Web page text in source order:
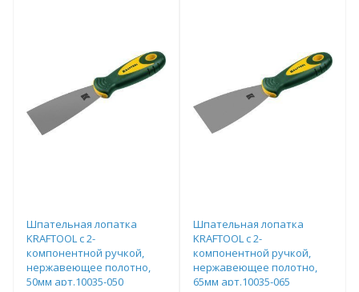
Шпательная лопатка
KRAFTOOL с 2-
компонентной ручкой,
нержавеющее полотно,
50мм арт.10035-050
Шпательная лопатка
KRAFTOOL с 2-
компонентной ручкой,
нержавеющее полотно,
65мм арт.10035-065